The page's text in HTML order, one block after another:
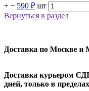
+ − 590 ₽ шт
Вернуться в раздел
Доставка по Москве и
Доставка курьером
дней, только в